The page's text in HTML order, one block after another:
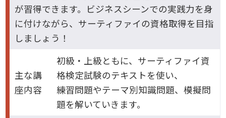
が習得できます。ビジネスシーンでの実践力を身
に付けながら、サーティファイの資格取得を目指
しましょう！
主な講
座内容
初級・上級ともに、サーティファイ資
格検定試験のテキストを使い、
練習問題やテーマ別知識問題、模擬問
題を解いていきます。